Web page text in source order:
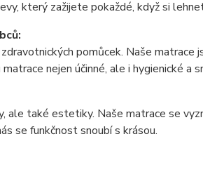
který zažijete pokaždé, když si
pomůcek. Naše matrace
nejen účinné, ale i hygienické a
ale také estetiky. Naše matrace se
se funkčnost snoubí s krásou.